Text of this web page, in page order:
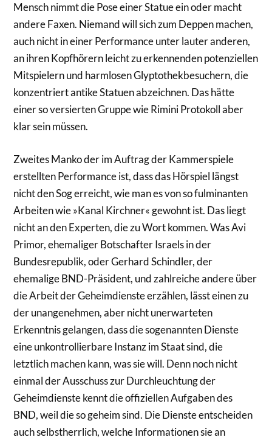
Mensch nimmt die Pose einer Statue ein oder macht
andere Faxen. Niemand will sich zum Deppen machen,
auch nicht in einer Performance unter lauter anderen,
an ihren Kopfhörern leicht zu erkennenden potenziellen
Mitspielern und harmlosen Glyptothekbesuchern, die
konzentriert antike Statuen abzeichnen. Das hätte
einer so versierten Gruppe wie Rimini Protokoll aber
klar sein müssen.
Zweites Manko der im Auftrag der Kammerspiele
erstellten Performance ist, dass das Hörspiel längst
nicht den Sog erreicht, wie man es von so fulminanten
Arbeiten wie »Kanal Kirchner« gewohnt ist. Das liegt
nicht an den Experten, die zu Wort kommen. Was Avi
Primor, ehemaliger Botschafter Israels in der
Bundesrepublik, oder Gerhard Schindler, der
ehemalige BND-Präsident, und zahlreiche andere über
die Arbeit der Geheimdienste erzählen, lässt einen zu
der unangenehmen, aber nicht unerwarteten
Erkenntnis gelangen, dass die sogenannten Dienste
eine unkontrollierbare Instanz im Staat sind, die
letztlich machen kann, was sie will. Denn noch nicht
einmal der Ausschuss zur Durchleuchtung der
Geheimdienste kennt die offiziellen Aufgaben des
BND, weil die so geheim sind. Die Dienste entscheiden
auch selbstherrlich, welche Informationen sie an